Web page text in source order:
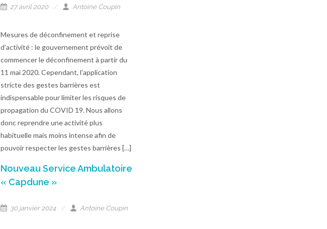
27 avril 2020 Antoine Coupin
Mesures de déconfinement et reprise
d’activité : le gouvernement prévoit de
commencer le déconfinement à partir du
11 mai 2020. Cependant, l’application
stricte des gestes barrières est
indispensable pour limiter les risques de
propagation du COVID 19. Nous allons
donc reprendre une activité plus
habituelle mais moins intense afin de
pouvoir respecter les gestes barrières […]
Nouveau Service Ambulatoire
« Capdune »
30 janvier 2024 Antoine Coupin